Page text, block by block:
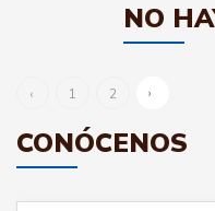
NO
‹ 1 2 ›
CONÓCENOS